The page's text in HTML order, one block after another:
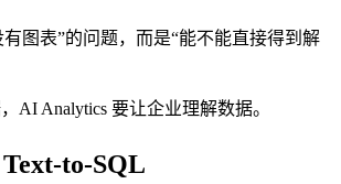
图表”的问题，而是“能不能直接得到解
AI Analytics 要让企业理解数据。
to-SQL